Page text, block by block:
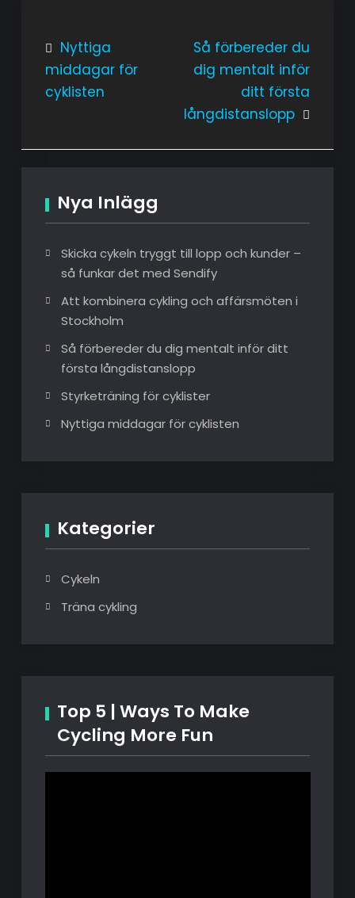
Inläggsnavigering
Nyttiga
middagar för
cyklisten
Så förbereder du
dig mentalt inför
ditt första
långdistanslopp
Nya Inlägg
Skicka cykeln tryggt till lopp och kunder –
så funkar det med Sendify
Att kombinera cykling och affärsmöten i
Stockholm
Så förbereder du dig mentalt inför ditt
första långdistanslopp
Styrketräning för cyklister
Nyttiga middagar för cyklisten
Kategorier
Cykeln
Träna cykling
Top 5 | Ways To Make
Cycling More Fun